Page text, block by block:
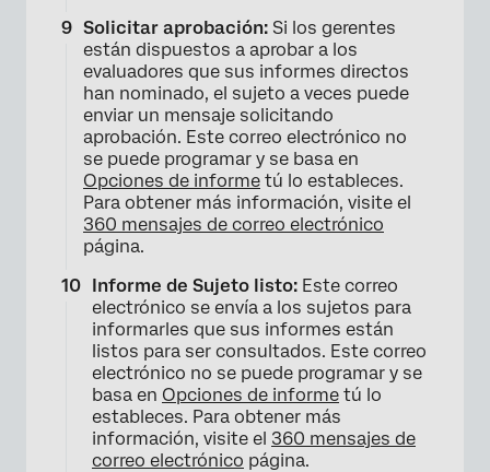
Solicitar aprobación: Si los gerentes
están dispuestos a aprobar a los
evaluadores que sus informes directos
han nominado, el sujeto a veces puede
enviar un mensaje solicitando
aprobación. Este correo electrónico no
se puede programar y se basa en
Opciones de informe tú lo estableces.
Para obtener más información, visite el
360 mensajes de correo electrónico
página.
Informe de Sujeto listo: Este correo
electrónico se envía a los sujetos para
informarles que sus informes están
listos para ser consultados. Este correo
electrónico no se puede programar y se
basa en Opciones de informe tú lo
estableces. Para obtener más
información, visite el 360 mensajes de
correo electrónico página.